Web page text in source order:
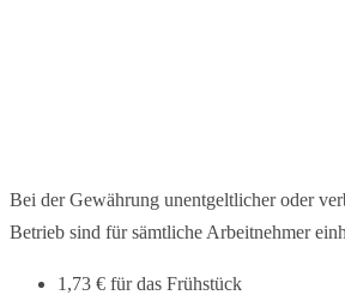
Bei der Gewährung unentgeltlicher oder
Betrieb sind für sämtliche Arbeitnehmer
1,73 € für das Frühstück